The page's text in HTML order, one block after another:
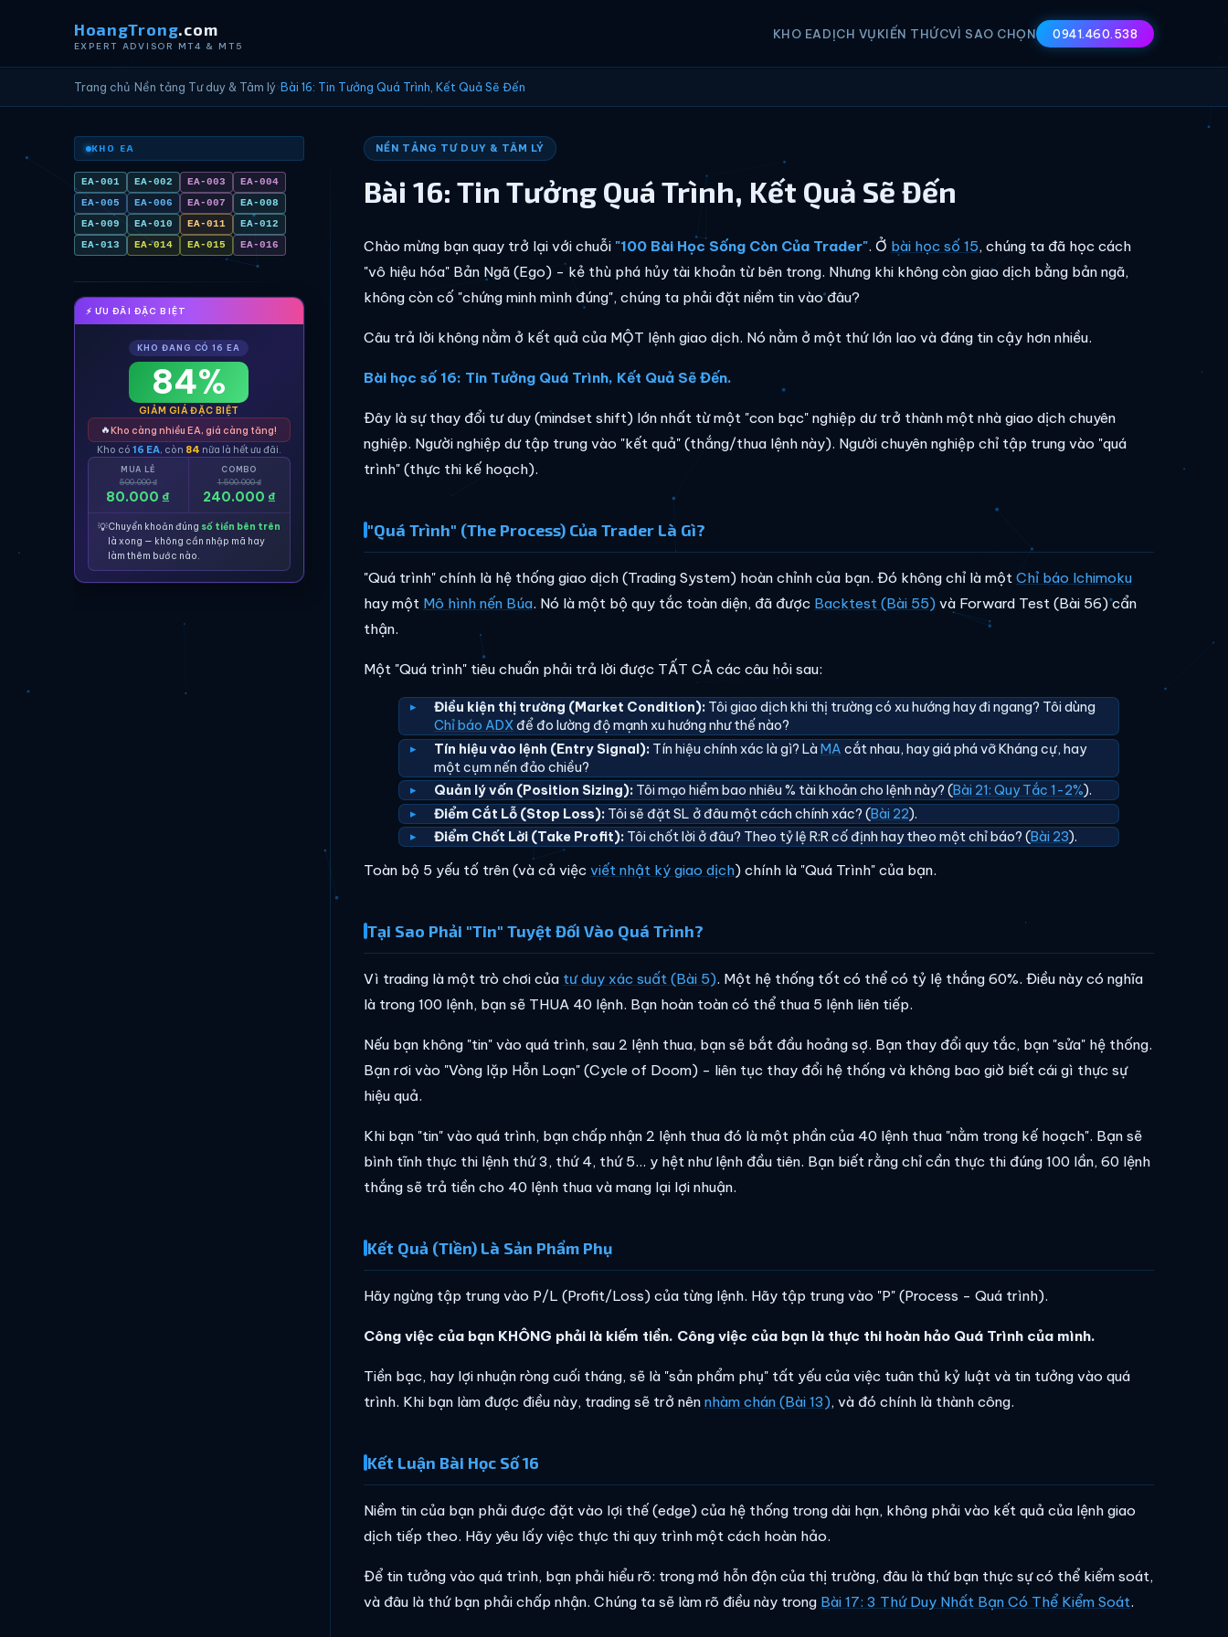
HoangTrong.com
EXPERT ADVISOR MT4 & MT5
KHO EADỊCH VỤKIẾN THỨCVÌ SAO CHỌN 0941.460.538
Trang chủ› Nền tảng Tư duy & Tâm lý› Bài 16: Tin Tưởng Quá Trình, Kết Quả Sẽ Đến
KHO EA
EA-001 EA-002 EA-003
EA-004
EA-005
EA-006 EA-007
EA-008
EA-009
EA-010 EA-011
EA-012
EA-013
EA-014 EA-015 EA-016
⚡ ƯU ĐÃI ĐẶC BIỆT
KHO ĐANG CÓ 16 EA
84%
GIẢM GIÁ ĐẶC BIỆT
🔥Kho càng nhiều EA, giá càng tăng!
Kho có 16 EA, còn 84 nữa là hết ưu đãi.
MUA LẺ
500.000 ₫
80.000 ₫
COMBO
1.500.000 ₫
240.000 ₫
💡Chuyển khoản đúng số tiền bên trên
là xong — không cần nhập mã hay
làm thêm bước nào.
NỀN TẢNG TƯ DUY & TÂM LÝ
Bài 16: Tin Tưởng Quá Trình, Kết Quả Sẽ Đến
Chào mừng bạn quay trở lại với chuỗi "100 Bài Học Sống Còn Của Trader". Ở bài học số 15, chúng ta đã học cách
"vô hiệu hóa" Bản Ngã (Ego) - kẻ thù phá hủy tài khoản từ bên trong. Nhưng khi không còn giao dịch bằng bản ngã,
không còn cố "chứng minh mình đúng", chúng ta phải đặt niềm tin vào đâu?
Câu trả lời không nằm ở kết quả của MỘT lệnh giao dịch. Nó nằm ở một thứ lớn lao và đáng tin cậy hơn nhiều.
Bài học số 16: Tin Tưởng Quá Trình, Kết Quả Sẽ Đến.
Đây là sự thay đổi tư duy (mindset shift) lớn nhất từ một "con bạc" nghiệp dư trở thành một nhà giao dịch chuyên
nghiệp. Người nghiệp dư tập trung vào "kết quả" (thắng/thua lệnh này). Người chuyên nghiệp chỉ tập trung vào "quá
trình" (thực thi kế hoạch).
"Quá Trình" (The Process) Của Trader Là Gì?
"Quá trình" chính là hệ thống giao dịch (Trading System) hoàn chỉnh của bạn. Đó không chỉ là một Chỉ báo Ichimoku
hay một Mô hình nến Búa. Nó là một bộ quy tắc toàn diện, đã được Backtest (Bài 55)và Forward Test (Bài 56) cẩn
thận.
Một "Quá trình" tiêu chuẩn phải trả lời được TẤT CẢ các câu hỏi sau:
Điều kiện thị trường (Market Condition): Tôi giao dịch khi thị trường có xu hướng hay đi ngang? Tôi dùng
Chỉ báo ADX để đo lường độ mạnh xu hướng như thế nào?
Tín hiệu vào lệnh (Entry Signal): Tín hiệu chính xác là gì? LàMA cắt nhau, hay giá phá vỡ Kháng cự, hay
một cụm nến đảo chiều?
Quản lý vốn (Position Sizing): Tôi mạo hiểm bao nhiêu % tài khoản cho lệnh này? (Bài 21: Quy Tắc 1-2%).
Điểm Cắt Lỗ (Stop Loss): Tôi sẽ đặt SL ở đâu một cách chính xác? (Bài 22).
Điểm Chốt Lời (Take Profit): Tôi chốt lời ở đâu? Theo tỷ lệ R:R cố định hay theo một chỉ báo? (Bài 23).
Toàn bộ 5 yếu tố trên (và cả việc viết nhật ký giao dịch) chính là "Quá Trình" của bạn.
Tại Sao Phải "Tin" Tuyệt Đối Vào Quá Trình?
Vì trading là một trò chơi của tư duy xác suất (Bài 5). Một hệ thống tốt có thể có tỷ lệ thắng 60%. Điều này có nghĩa
là trong 100 lệnh, bạn sẽ THUA 40 lệnh. Bạn hoàn toàn có thể thua 5 lệnh liên tiếp.
Nếu bạn không "tin" vào quá trình, sau 2 lệnh thua, bạn sẽ bắt đầu hoảng sợ. Bạn thay đổi quy tắc, bạn "sửa" hệ thống.
Bạn rơi vào "Vòng lặp Hỗn Loạn" (Cycle of Doom) - liên tục thay đổi hệ thống và không bao giờ biết cái gì thực sự
hiệu quả.
Khi bạn "tin" vào quá trình, bạn chấp nhận 2 lệnh thua đó là một phần của 40 lệnh thua "nằm trong kế hoạch". Bạn sẽ
bình tĩnh thực thi lệnh thứ 3, thứ 4, thứ 5... y hệt như lệnh đầu tiên. Bạn biết rằng chỉ cần thực thi đúng 100 lần, 60 lệnh
thắng sẽ trả tiền cho 40 lệnh thua và mang lại lợi nhuận.
Kết Quả (Tiền) Là Sản Phẩm Phụ
Hãy ngừng tập trung vào P/L (Profit/Loss) của từng lệnh. Hãy tập trung vào "P" (Process - Quá trình).
Công việc của bạn KHÔNG phải là kiếm tiền. Công việc của bạn là thực thi hoàn hảo Quá Trình của mình.
Tiền bạc, hay lợi nhuận ròng cuối tháng, sẽ là "sản phẩm phụ" tất yếu của việc tuân thủ kỷ luật và tin tưởng vào quá
trình. Khi bạn làm được điều này, trading sẽ trở nên nhàm chán (Bài 13), và đó chính là thành công.
Kết Luận Bài Học Số 16
Niềm tin của bạn phải được đặt vào lợi thế (edge) của hệ thống trong dài hạn, không phải vào kết quả của lệnh giao
dịch tiếp theo. Hãy yêu lấy việc thực thi quy trình một cách hoàn hảo.
Để tin tưởng vào quá trình, bạn phải hiểu rõ: trong mớ hỗn độn của thị trường, đâu là thứ bạn thực sự có thể kiểm soát,
và đâu là thứ bạn phải chấp nhận. Chúng ta sẽ làm rõ điều này trong Bài 17: 3 Thứ Duy Nhất Bạn Có Thể Kiểm Soát.